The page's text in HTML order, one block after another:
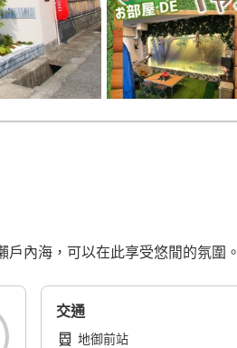
內海，可以在此享受悠閒的氛圍。
交通
地御前站